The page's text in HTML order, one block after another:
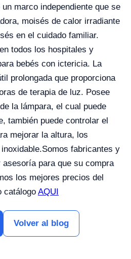
marco independiente que se
moisés de calor irradiante
en el cuidado familiar.
todos los hospitales y
bebés con ictericia. La
prolongada que proporciona
de terapia de luz. Posee
la lámpara, el cual puede
también puede controlar el
mejorar la altura, los
Somos fabricantes y
para que su compra
los mejores precios del
catálogo AQUI
Volver al blog